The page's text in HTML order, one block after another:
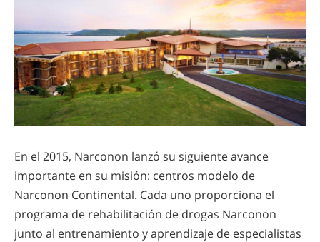
En el 2015, Narconon lanzó su siguiente avance
importante en su misión: centros modelo de
Narconon Continental. Cada uno proporciona el
programa de rehabilitación de drogas Narconon
junto al entrenamiento y aprendizaje de especialistas